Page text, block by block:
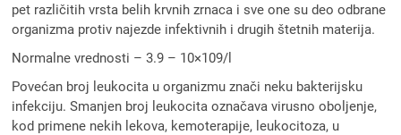
pet različitih vrsta belih krvnih zrnaca i sve one su deo odbrane
organizma protiv najezde infektivnih i drugih štetnih materija.
Normalne vrednosti – 3.9 – 10×109/l
Povećan broj leukocita u organizmu znači neku bakterijsku
infekciju. Smanjen broj leukocita označava virusno oboljenje,
kod primene nekih lekova, kemoterapije, leukocitoza, u